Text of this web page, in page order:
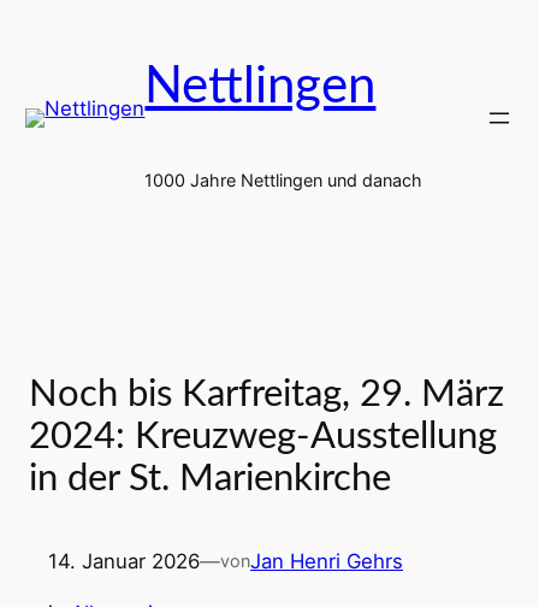
Nettlingen
1000 Jahre Nettlingen und danach
Noch bis Karfreitag, 29. März
2024: Kreuzweg-Ausstellung
in der St. Marienkirche
14. Januar 2026—vonJan Henri Gehrs